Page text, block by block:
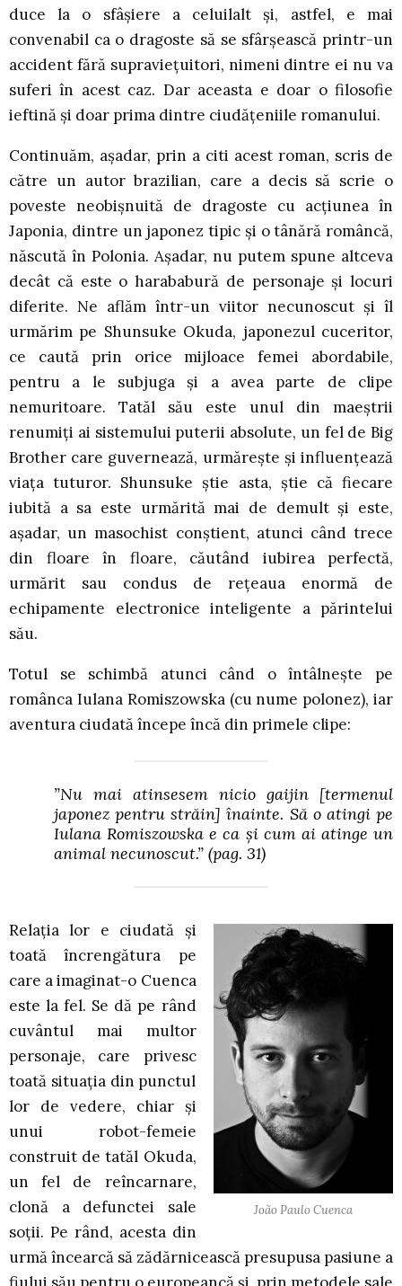
duce la o sfâșiere a celuilalt și, astfel, e mai
convenabil ca o dragoste să se sfârșească printr-un
accident fără supraviețuitori, nimeni dintre ei nu va
suferi în acest caz. Dar aceasta e doar o filosofie
ieftină și doar prima dintre ciudățeniile romanului.
Continuăm, așadar, prin a citi acest roman, scris de
către un autor brazilian, care a decis să scrie o
poveste neobișnuită de dragoste cu acțiunea în
Japonia, dintre un japonez tipic și o tânără româncă,
născută în Polonia. Așadar, nu putem spune altceva
decât că este o harababură de personaje și locuri
diferite. Ne aflăm într-un viitor necunoscut și îl
urmărim pe Shunsuke Okuda, japonezul cuceritor,
ce caută prin orice mijloace femei abordabile,
pentru a le subjuga și a avea parte de clipe
nemuritoare. Tatăl său este unul din maeștrii
renumiți ai sistemului puterii absolute, un fel de Big
Brother care guvernează, urmărește și influențează
viața tuturor. Shunsuke știe asta, știe că fiecare
iubită a sa este urmărită mai de demult și este,
așadar, un masochist conștient, atunci când trece
din floare în floare, căutând iubirea perfectă,
urmărit sau condus de rețeaua enormă de
echipamente electronice inteligente a părintelui
său.
Totul se schimbă atunci când o întâlnește pe
românca Iulana Romiszowska (cu nume polonez), iar
aventura ciudată începe încă din primele clipe:
”Nu mai atinsesem nicio gaijin [termenul
japonez pentru străin] înainte. Să o atingi pe
Iulana Romiszowska e ca și cum ai atinge un
animal necunoscut.” (pag. 31)
João Paulo Cuenca
Relația lor e ciudată și
toată încrengătura pe
care a imaginat-o Cuenca
este la fel. Se dă pe rând
cuvântul mai multor
personaje, care privesc
toată situația din punctul
lor de vedere, chiar și
unui robot-femeie
construit de tatăl Okuda,
un fel de reîncarnare,
clonă a defunctei sale
soții. Pe rând, acesta din
urmă încearcă să zădărnicească presupusa pasiune a